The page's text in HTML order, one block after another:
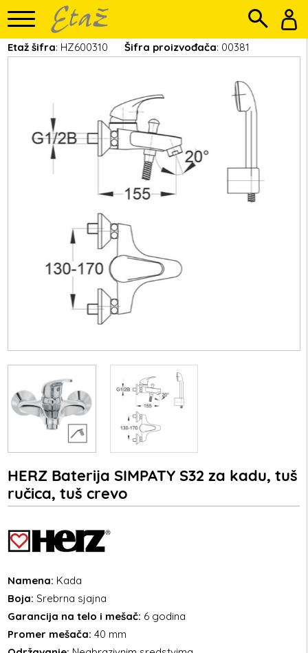
Etaž šifra: HZ600310 Šifra proizvođača: 00381
HERZ Baterija SIMPATY S32 za kadu, tuš
ručica, tuš crevo
Namena: Kada
Boja: Srebrna sjajna
Garancija na telo i mešač: 6 godina
Promer mešača: 40 mm